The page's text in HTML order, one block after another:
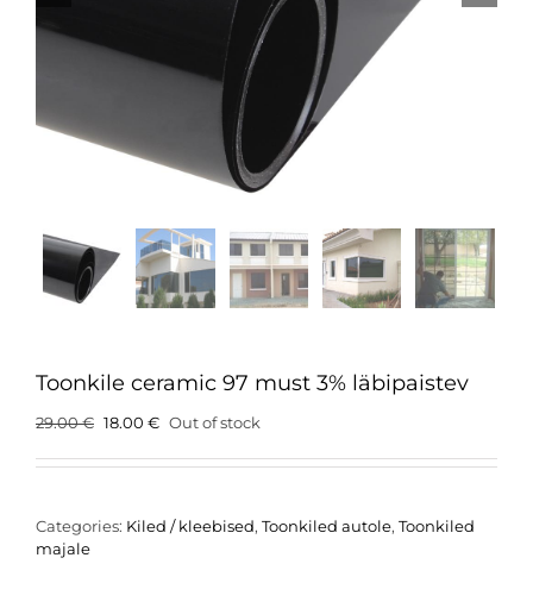
Toonkile ceramic 97 must 3% läbipaistev
29.00€ Original
was:
18.00 €Current
is:
Out of stock
Categories: Kiled / kleebised, Toonkiled autole, Toonkiled
majale